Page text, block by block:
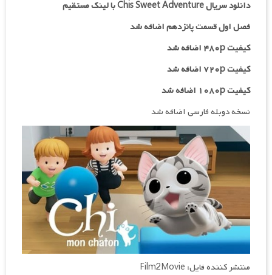
دانلود سریال Chis Sweet Adventure با لینک مستقیم
فصل اول قسمت پانزدهم اضافه شد
کیفیت ۴۸۰p اضافه شد
کیفیت ۷۲۰p
اضافه شد
کیفیت ۱۰۸۰p اضافه شد
نسخه دوبله فارسی اضافه شد
منتشر کننده فایل: Film2Movie